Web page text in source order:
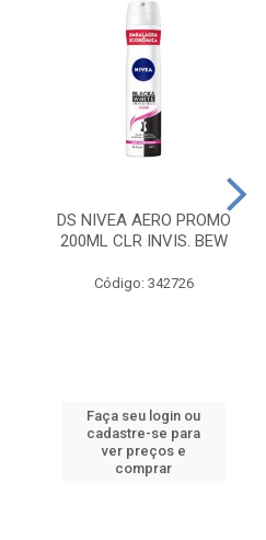
DS NIVEA AERO PROMO
200ML CLR INVIS. BEW
Código: 342726
Faça seu login ou
cadastre-se para
ver preços e
comprar